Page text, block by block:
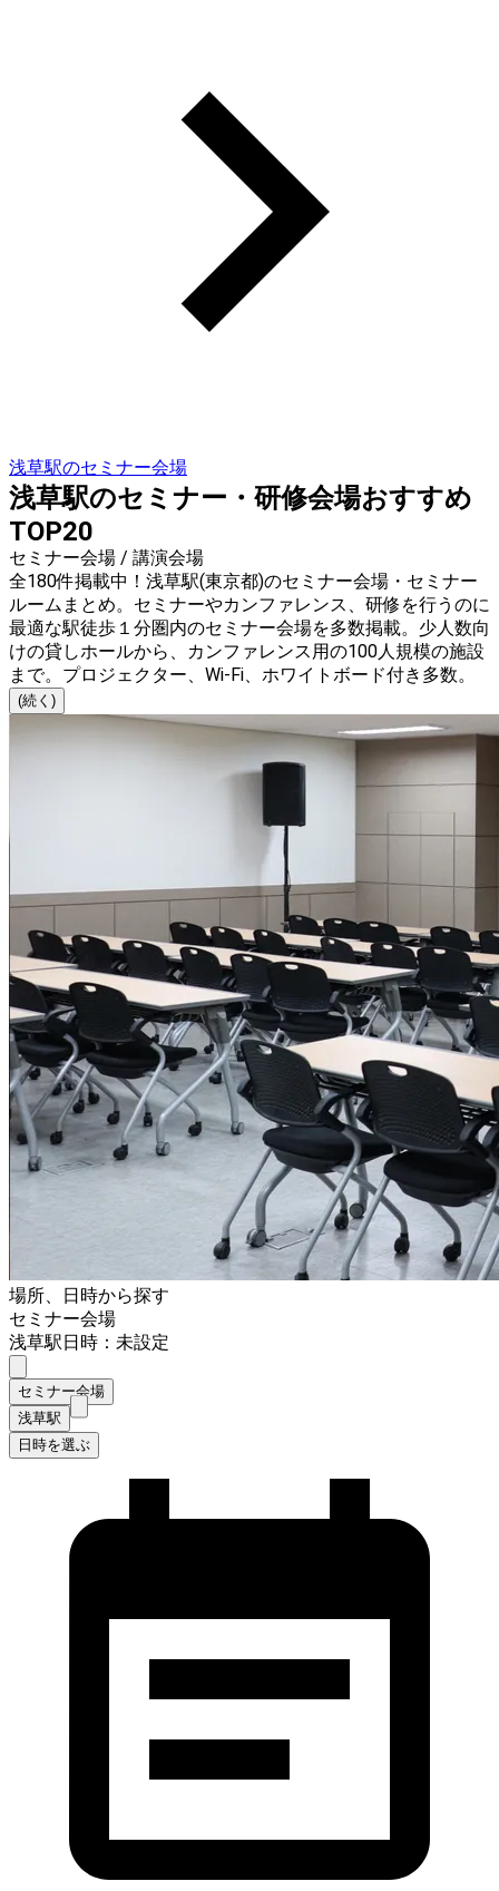
浅草駅のセミナー会場
浅草駅のセミナー・研修会場おすすめ
TOP20
セミナー会場 / 講演会場
全180件掲載中！浅草駅(東京都)のセミナー会場・セミナー
ルームまとめ。セミナーやカンファレンス、研修を行うのに
最適な駅徒歩１分圏内のセミナー会場を多数掲載。少人数向
けの貸しホールから、カンファレンス用の100人規模の施設
まで。プロジェクター、Wi-Fi、ホワイトボード付き多数。
(続く)
場所、日時から探す
セミナー会場
浅草駅日時：未設定
セミナー会場
浅草駅
日時を選ぶ